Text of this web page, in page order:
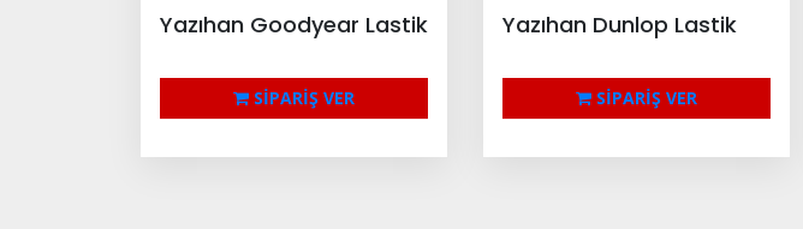
Yazıhan Goodyear Lastik
SİPARİŞ VER
Yazıhan Dunlop Lastik
SİPARİŞ VER